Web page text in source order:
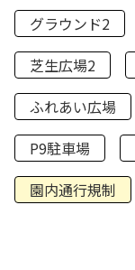
グラウンド2
芝生広場2
ふれあい広場
P9駐車場
園内通行規制